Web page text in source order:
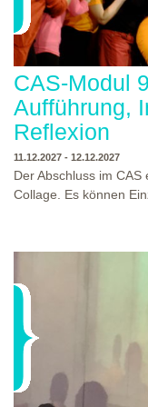
CAS-Modul
Aufführung,
Reflexion
11.12.2027 - 12.12.2027
Der Abschluss im
Collage. Es können
oder Präsentation. Wir
WO?